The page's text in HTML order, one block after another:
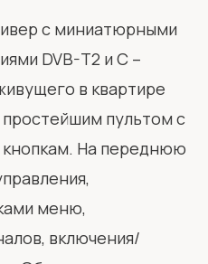
с миниатюрными
DVB-T2 и С –
в квартире
пультом с
кнопкам. На переднюю
меню,
включения/